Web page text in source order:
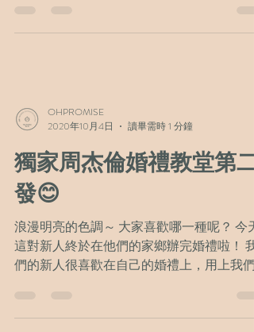
杰倫婚禮場地 #英國浪漫婚禮首選 #英國婚
OHPROMISE
2020年10月4日
讀畢需時 1 分鐘
獨家周杰倫婚禮教堂第二
發😊
浪漫明亮的色調～ 大家喜歡哪一種呢？ 今天
這對新人終於在他們的家鄉辦完婚禮啦！ 我
們的新人很喜歡在自己的婚禮上，用上我們
～～ OHPROMISE, WE DO....